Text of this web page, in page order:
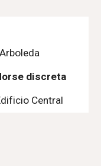
discreta
Central